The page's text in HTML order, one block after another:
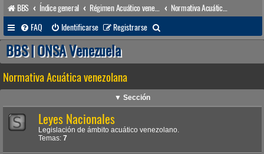
BBS Índice general Régimen Acuático venezolano
FAQ
Identificarse Registrarse
u
a
r
BBS | ONSA Venezuela
Normativa Acuática venezolana
▼ Sección
Leyes Nacionales
Legislación de ámbito acuático venezolano.
Temas: 7